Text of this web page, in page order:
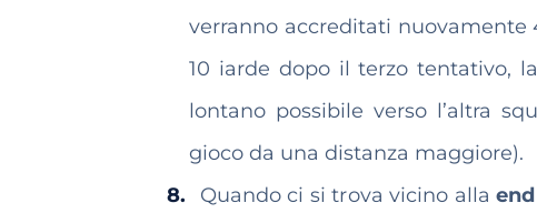
verranno accreditati
10 iarde dopo il terzo tentativo,
lontano possibile verso l’altra
gioco da una distanza maggiore).
Quando ci si trova vicino alla